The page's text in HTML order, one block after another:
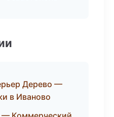
Дерево —
в Иваново